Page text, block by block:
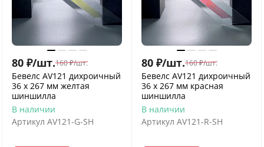
80 ₽/шт.160 ₽/шт.
Бевелс AV121 дихроичный
36 х 267 мм желтая
шиншилла
В наличии
Артикул AV121-G-SH
80 ₽/шт.160 ₽/шт.
Бевелс AV121 дихроичный
36 х 267 мм красная
шиншилла
В наличии
Артикул AV121-R-SH